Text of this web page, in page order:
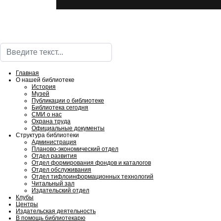
Поиск
Главная
О нашей библиотеке
История
Музей
Публикации о библиотеке
Библиотека сегодня
СМИ о нас
Охрана труда
Официальные документы
Структура библиотеки
Администрация
Планово-экономический отдел
Отдел развития
Отдел формирования фондов и каталогов
Отдел обслуживания
Отдел тифлоинформационных технологий
Читальный зал
Издательский отдел
Клубы
Центры
Издательская деятельность
В помощь библиотекарю